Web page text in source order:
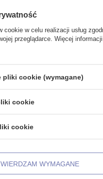
z BioPlastu - RETAINER do
a my odpowiemy niezwłocznie,
o BioPlast
cookie w celu realizacji usług
przeglądarce. Więcej
pliki cookie (wymagane)
cookie
cookie
WYMAGANE